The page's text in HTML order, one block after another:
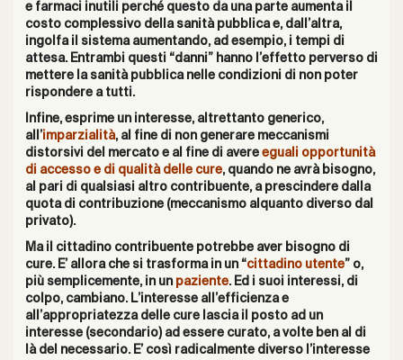
e farmaci inutili perché questo da una parte aumenta il
costo complessivo della sanità pubblica e, dall’altra,
ingolfa il sistema aumentando, ad esempio, i tempi di
attesa. Entrambi questi “danni” hanno l’effetto perverso di
mettere la sanità pubblica nelle condizioni di non poter
rispondere a tutti.
Infine, esprime un interesse, altrettanto generico,
all’imparzialità, al fine di non generare meccanismi
distorsivi del mercato e al fine di avere eguali opportunità
di accesso e di qualità delle cure, quando ne avrà bisogno,
al pari di qualsiasi altro contribuente, a prescindere dalla
quota di contribuzione (meccanismo alquanto diverso dal
privato).
Ma il cittadino contribuente potrebbe aver bisogno di
cure. E’ allora che si trasforma in un “cittadino utente” o,
più semplicemente, in un paziente. Ed i suoi interessi, di
colpo, cambiano. L’interesse all’efficienza e
all’appropriatezza delle cure lascia il posto ad un
interesse (secondario) ad essere curato, a volte ben al di
là del necessario. E’ così radicalmente diverso l’interesse